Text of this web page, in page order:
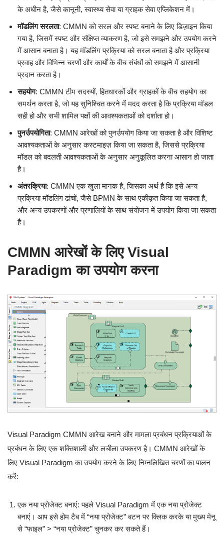
के अधीन है, जैसे कानूनी, स्वास्थ्य सेवा या ग्राहक सेवा एप्लिकेशन में।
मॉडलिंग सरलता: CMMN को सरल और स्पष्ट बनाने के लिए डिज़ाइन किया
गया है, जिसमें स्पष्ट और संक्षिप्त व्याकरण है, जो इसे समझने और उपयोग करने
में आसान बनाता है। यह मॉडलिंग प्रक्रिया को सरल बनाता है और प्रक्रिया
प्रवाह और विभिन्न चरणों और कार्यों के बीच संबंधों को समझने में आसानी
प्रदान करता है।
सहयोग: CMMN टीम सदस्यों, हितधारकों और ग्राहकों के बीच सहयोग का
समर्थन करता है, जो यह सुनिश्चित करने में मदद करता है कि प्रक्रिया मॉडल
सही हो और सभी शामिल पक्षों की आवश्यकताओं को दर्शाता हो।
पुनर्उपयोगिता: CMMN आरेखों को पुनर्उपयोग किया जा सकता है और विशिष्ट
आवश्यकताओं के अनुसार कस्टमाइज़ किया जा सकता है, जिससे प्रक्रिया
मॉडल को बदलती आवश्यकताओं के अनुसार अनुकूलित करना आसान हो जाता
है।
अंतरक्रिया: CMMN एक खुला मानक है, जिसका अर्थ है कि इसे अन्य
प्रक्रिया मॉडलिंग ढांचों, जैसे BPMN के साथ एकीकृत किया जा सकता है,
और अन्य उपकरणों और प्रणालियों के साथ संयोजन में उपयोग किया जा सकता
है।
CMMN आरेखों के लिए Visual
Paradigm का उपयोग करना
Visual Paradigm CMMN आरेख बनाने और मामला प्रबंधन प्रक्रियाओं के
प्रबंधन के लिए एक शक्तिशाली और लचीला उपकरण है। CMMN आरेखों के
लिए Visual Paradigm का उपयोग करने के लिए निम्नलिखित चरणों का पालन
करें:
एक नया प्रोजेक्ट बनाएं: पहले Visual Paradigm में एक नया प्रोजेक्ट
बनाएं। आप इसे होम टैब में “नया प्रोजेक्ट” बटन पर क्लिक करके या मुख्य मेनू
से “फाइल” > “नया प्रोजेक्ट” चुनकर कर सकते हैं।